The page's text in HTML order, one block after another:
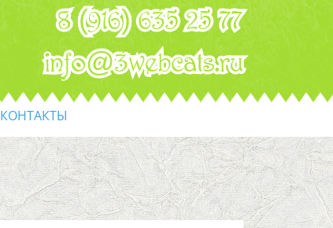
8 (916) 635 25 77
info@3webcats.ru
КОНТАКТЫ